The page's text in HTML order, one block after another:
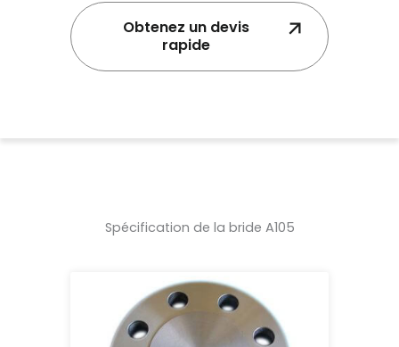
Obtenez un devis
rapide
Spécification de la bride A105